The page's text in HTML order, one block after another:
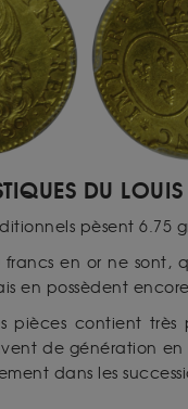
DU
pèsent 6.75
francs en or ne
en possèdent
pièces contient très
de génération
dans les